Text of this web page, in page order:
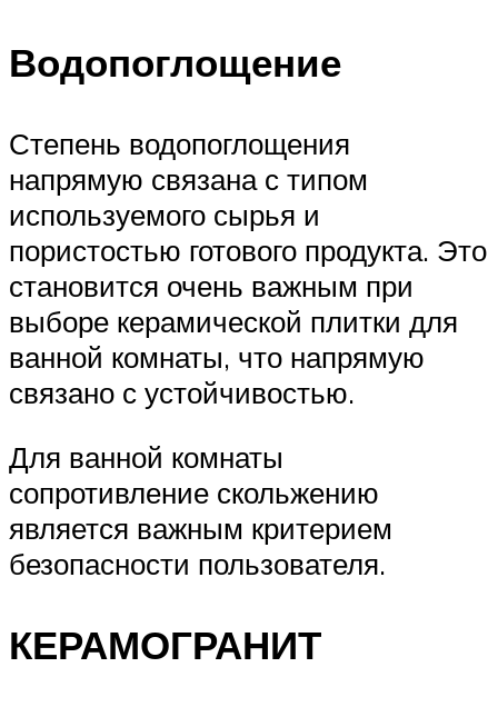
Водопоглощение
Степень водопоглощения
напрямую связана с типом
используемого сырья и
пористостью готового продукта. Это
становится очень важным при
выборе керамической плитки для
ванной комнаты, что напрямую
связано с устойчивостью.
Для ванной комнаты
сопротивление скольжению
является важным критерием
безопасности пользователя.
КЕРАМОГРАНИТ